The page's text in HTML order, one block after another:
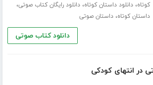
کوتاه،دانلود داستان کوتاه،دانلود رایگان کتاب صوتی،
داستان کوتاه،داستان صوتی
دانلود کتاب صوتی
در انتهای کودکی